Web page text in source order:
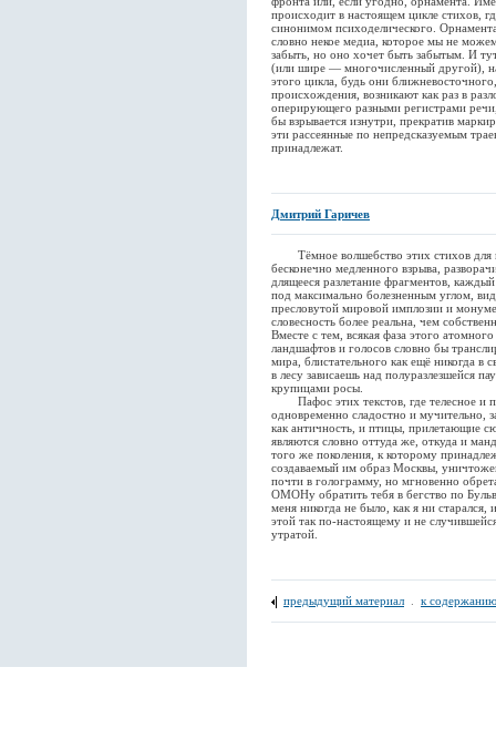
происходит в настоящем цикле стихов,
синонимом психоделического.
словно некое медиа, которое мы не
забыть, но оно хочет быть забытым. И
(или шире — многочисленный другой),
этого цикла, будь они
происхождения, возникают как раз в
оперирующего разными регистрами
бы взрывается изнутри, прекратив
эти рассеянные по непредсказуемым
принадлежат.
Дмитрий Гаричев
Тёмное волшебство этих стихов для
бесконечно медленного взрыва,
длящееся разлетание фрагментов,
под максимально болезненным углом,
пресловутой мировой имплозии и
словесность более реальна, чем
Вместе с тем, всякая фаза этого
ландшафтов и голосов словно бы
мира, блистательного как ещё никогда в
в лесу зависаешь над полуразлезшейся
крупицами росы.
Пафос этих текстов, где телесное и
одновременно сладостно и мучительно,
как античность, и птицы, прилетающие
являются словно оттуда же, откуда и
того же поколения, к которому
создаваемый им образ Москвы,
почти в голограмму, но мгновенно
ОМОНу обратить тебя в бегство по
меня никогда не было, как я ни
этой так по-настоящему и не
утратой.
предыдущий материал к